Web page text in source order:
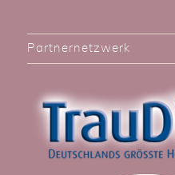
Partnernetzwerk